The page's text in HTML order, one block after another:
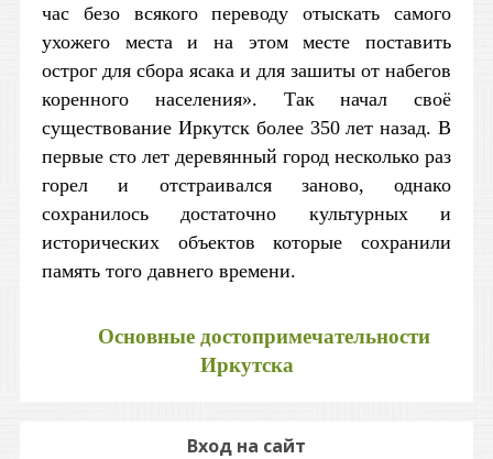
час безо всякого переводу отыскать самого
ухожего места и на этом месте поставить
острог для сбора ясака и для зашиты от набегов
коренного населения». Так начал своё
существование Иркутск более 350 лет назад. В
первые сто лет деревянный город несколько раз
горел и отстраивался заново, однако
сохранилось достаточно культурных и
исторических объектов которые сохранили
память того давнего времени.
Основные достопримечательности
Иркутска
Вход на сайт